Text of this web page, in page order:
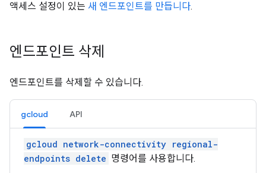
액세스 설정이 있는 새 엔드포인트를 만듭니다.
엔드포인트 삭제
엔드포인트를 삭제할 수 있습니다.
gcloud API
gcloud network-connectivity regional-
endpoints delete 명령어를 사용합니다.